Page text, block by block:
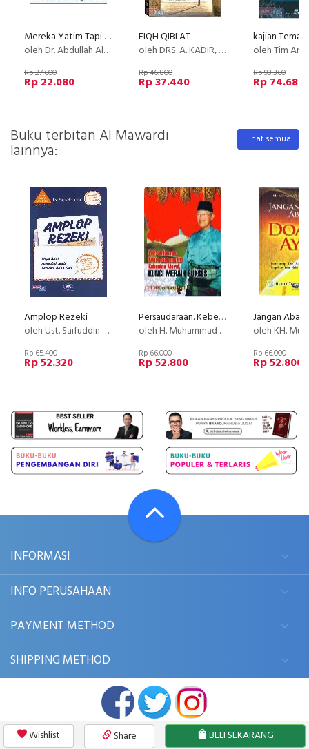
Mereka Yatim Tapi Jadi Orang Besar
oleh Dr. Abdullah Al-Luhaidan , Dr. Abdullah Al-Muthawwl
Rp 27.600
Rp 22.080
FIQH QIBLAT
oleh DRS. A. KADIR, MH
Rp 46.800
Rp 37.440
oleh Tim
Rp 93.360
Rp 74.688
Buku terbitan Al Mawardi
lainnya:
Lihat semua
Amplop Rezeki
oleh Ust. Saifuddin Aman
Rp 65.400
Rp 52.320
Persaudaraan. Kebersamaan dan kekuatan Moral. Kunci Meraih Sukses
oleh H. Muhammad Sani
Rp 66.000
Rp 52.800
oleh KH. Muhammad
Rp 66.000
Rp 52.800
Wishlist Share BELI SEKARANG
INFORMASI
INFO PERUSAHAAN
PAYMENT METHOD
SHIPPING METHOD
© 2006 - 2026 BUKUKITA.COM